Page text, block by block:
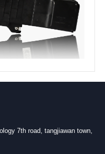
7th road, tangjiawan town,